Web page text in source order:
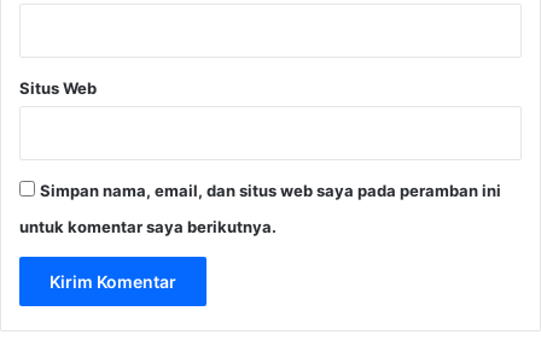
Situs Web
Simpan nama, email, dan situs web saya pada peramban ini
untuk komentar saya berikutnya.